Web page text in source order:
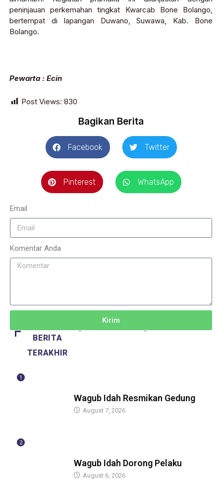
peninjauan perkemahan tingkat Kwarcab Bone Bolango,
bertempat di lapangan Duwano, Suwawa, Kab. Bone
Bolango.
Pewarta : Ecin
Post Views: 830
Bagikan Berita
Facebook Twitter
Pinterest WhatsApp
Email
Komentar Anda
Kirim
BERITA
TERAKHIR
1
Wagub Idah Resmikan Gedung
August 7, 2026
2
Wagub Idah Dorong Pelaku
August 6, 2026